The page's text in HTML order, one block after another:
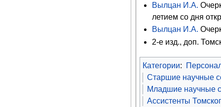
Вылцан И.А.
летием со дня
Вылцан И.А.
Категории:
Старшие научные
Младшие научные
Ассистенты